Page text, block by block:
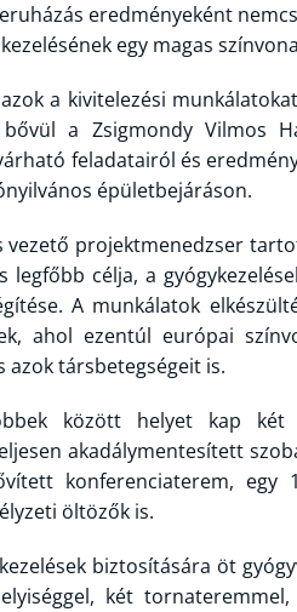
eredményeként
egy magas
a kivitelezési
a Zsigmondy Vilmos
feladatairól és
épületbejáráson.
vezető projektmenedzser
legfőbb célja, a
A munkálatok
ahol ezentúl európai
azok társbetegségeit is.
között helyet kap
akadálymentesített
konferenciaterem, egy
öltözők is.
biztosítására öt
két